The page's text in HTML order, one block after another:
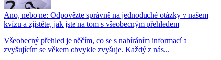
Ano, nebo ne: Odpovězte správně na jednoduché otázky v našem
kvízu a zjistěte, jak jste na tom s všeobecným přehledem
Všeobecný přehled je něčím, co se s nabíráním informací a
zvyšujícím se věkem obvykle zvyšuje. Každý z nás...